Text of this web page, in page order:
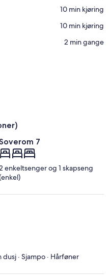
‪10 min kjøring‬
‪10 min kjøring‬
‪2 min gange‬
7
enkeltsenger og 1 skapseng
· Sjampo · Hårføner